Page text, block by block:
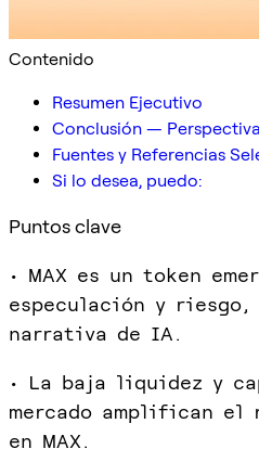
Contenido
Resumen Ejecutivo
Conclusión —
Fuentes y Referencias
Si lo desea, puedo:
Puntos clave
• MAX es un token
especulación y
narrativa de IA.
• La baja liquidez y
mercado amplifican el
en MAX.